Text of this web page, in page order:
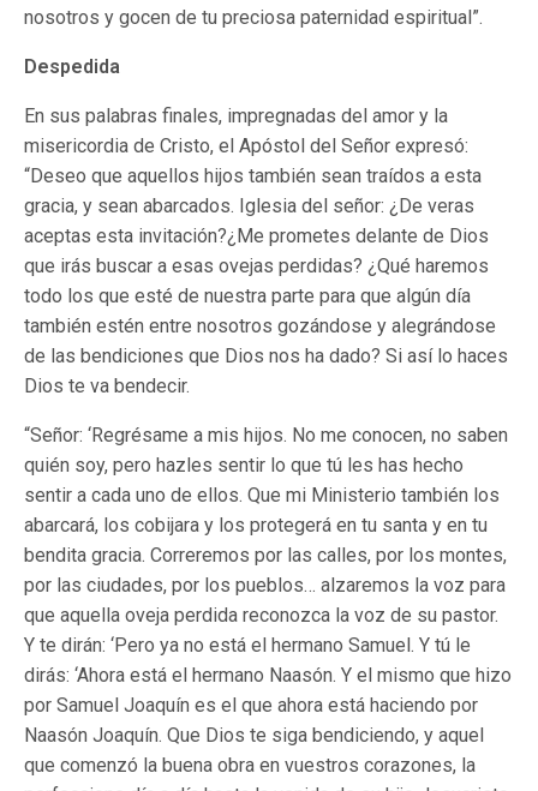
nosotros y gocen de tu preciosa paternidad espiritual”.
Despedida
En sus palabras finales, impregnadas del amor y la
misericordia de Cristo, el Apóstol del Señor expresó:
“Deseo que aquellos hijos también sean traídos a esta
gracia, y sean abarcados. Iglesia del señor: ¿De veras
aceptas esta invitación?¿Me prometes delante de Dios
que irás buscar a esas ovejas perdidas? ¿Qué haremos
todo los que esté de nuestra parte para que algún día
también estén entre nosotros gozándose y alegrándose
de las bendiciones que Dios nos ha dado? Si así lo haces
Dios te va bendecir.
“Señor: ‘Regrésame a mis hijos. No me conocen, no saben
quién soy, pero hazles sentir lo que tú les has hecho
sentir a cada uno de ellos. Que mi Ministerio también los
abarcará, los cobijara y los protegerá en tu santa y en tu
bendita gracia. Correremos por las calles, por los montes,
por las ciudades, por los pueblos… alzaremos la voz para
que aquella oveja perdida reconozca la voz de su pastor.
Y te dirán: ‘Pero ya no está el hermano Samuel. Y tú le
dirás: ‘Ahora está el hermano Naasón. Y el mismo que hizo
por Samuel Joaquín es el que ahora está haciendo por
Naasón Joaquín. Que Dios te siga bendiciendo, y aquel
que comenzó la buena obra en vuestros corazones, la